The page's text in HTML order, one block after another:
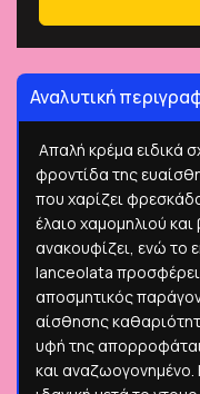
Αναλυτική
Απαλή κρέμα ειδικά
φροντίδα της
που χαρίζει
έλαιο χαμομηλιού
ανακουφίζει, ενώ το
lanceolata
αποσμητικός
αίσθησης
υφή της
και αναζωογονημένο.